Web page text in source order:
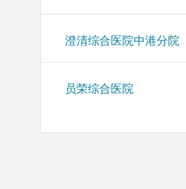
澄清综合医院中港分院
员荣综合医院